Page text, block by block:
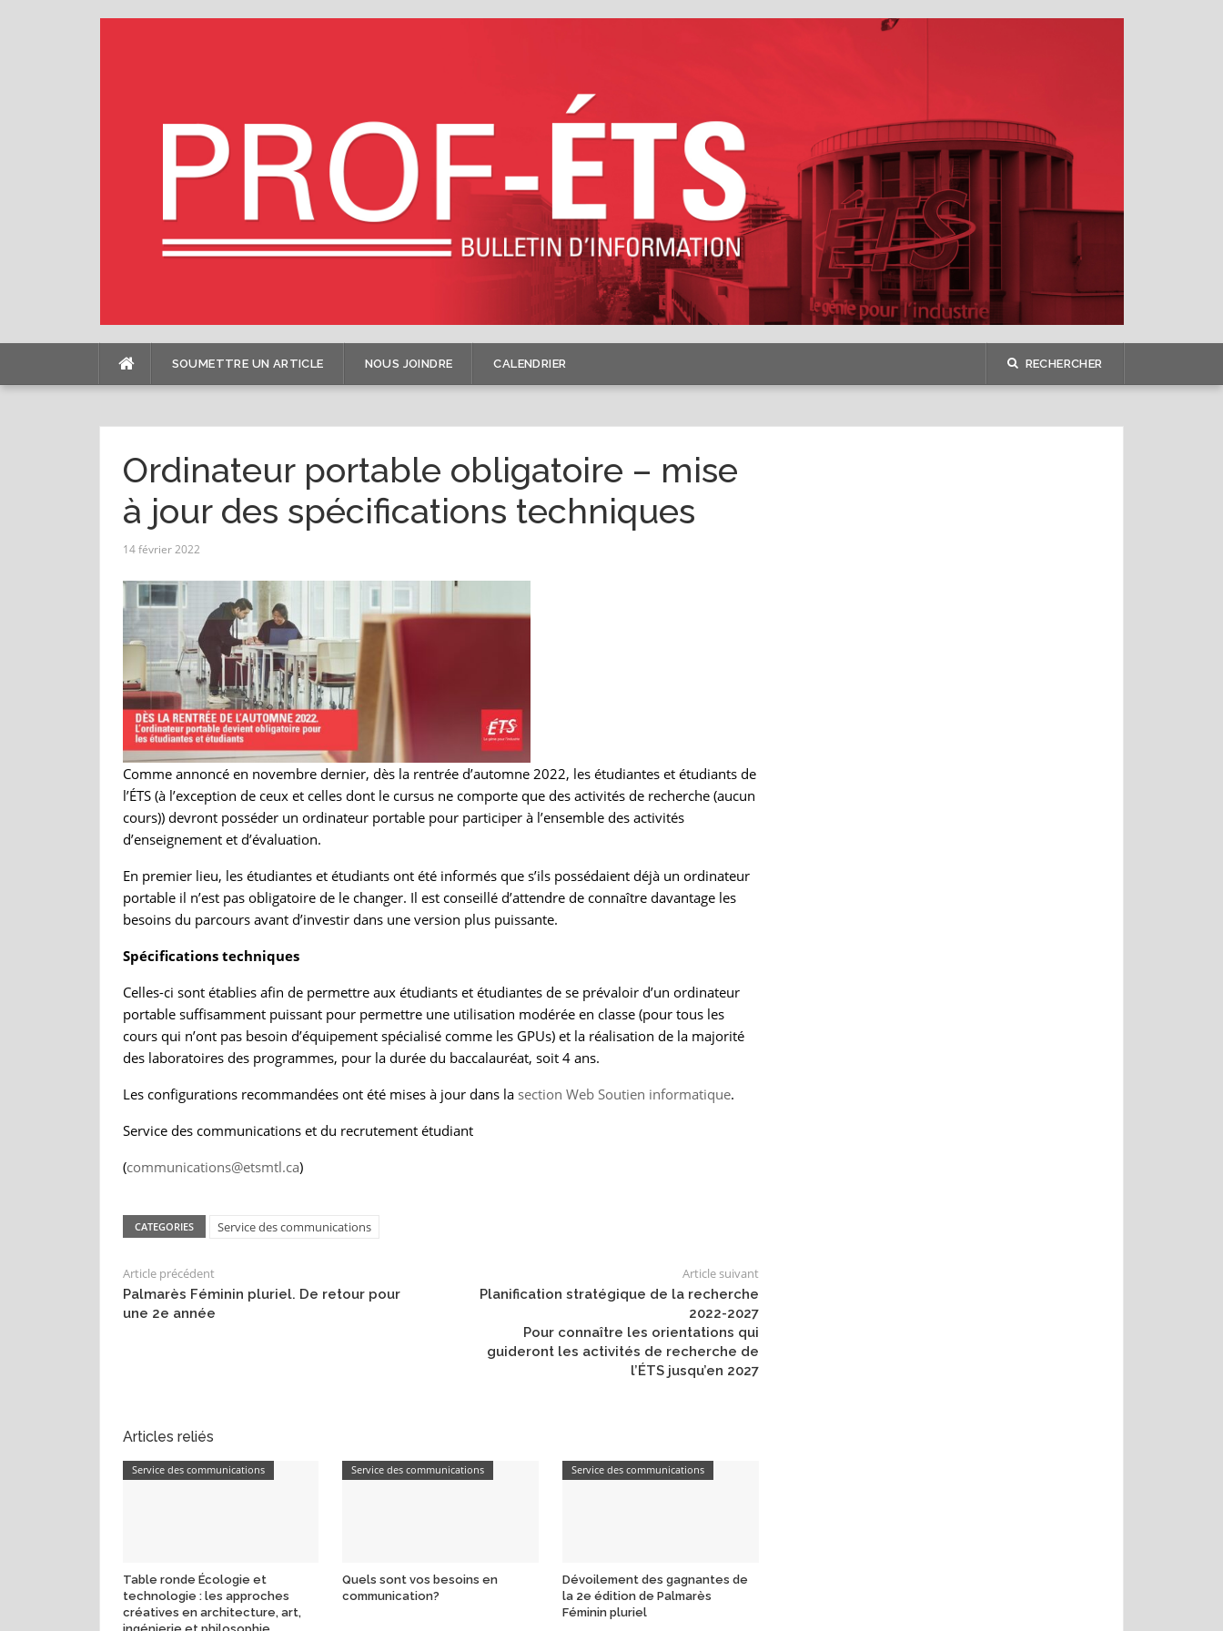
SOUMETTRE UN ARTICLE NOUS JOINDRE CALENDRIER RECHERCHER
Ordinateur portable obligatoire – mise
à jour des spécifications techniques
14 février 2022
Comme annoncé en novembre dernier, dès la rentrée d’automne 2022, les étudiantes et étudiants de
l’ÉTS (à l’exception de ceux et celles dont le cursus ne comporte que des activités de recherche (aucun
cours)) devront posséder un ordinateur portable pour participer à l’ensemble des activités
d’enseignement et d’évaluation.
En premier lieu, les étudiantes et étudiants ont été informés que s’ils possédaient déjà un ordinateur
portable il n’est pas obligatoire de le changer. Il est conseillé d’attendre de connaître davantage les
besoins du parcours avant d’investir dans une version plus puissante.
Spécifications techniques
Celles-ci sont établies afin de permettre aux étudiants et étudiantes de se prévaloir d’un ordinateur
portable suffisamment puissant pour permettre une utilisation modérée en classe (pour tous les
cours qui n’ont pas besoin d’équipement spécialisé comme les GPUs) et la réalisation de la majorité
des laboratoires des programmes, pour la durée du baccalauréat, soit 4 ans.
Les configurations recommandées ont été mises à jour dans la section Web Soutien informatique.
Service des communications et du recrutement étudiant
(communications@etsmtl.ca)
CATEGORIES Service des communications
Article précédent
Palmarès Féminin pluriel. De retour pour
une 2e année
Article suivant
Planification stratégique de la recherche
2022-2027
Pour connaître les orientations qui
guideront les activités de recherche de
l’ÉTS jusqu’en 2027
Articles reliés
Service des communications
Table ronde Écologie et
technologie : les approches
créatives en architecture, art,
Service des communications
Quels sont vos besoins en
communication?
Service des communications
Dévoilement des gagnantes de
la 2e édition de Palmarès
Féminin pluriel